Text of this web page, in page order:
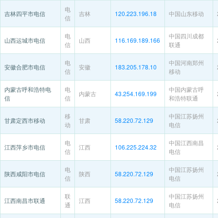
吉林四平市电信
电
信
吉林 120.223.196.18 中国山东移动
山西运城市电信
电
信
山西 116.169.189.166
中国四川成都
联通
安徽合肥市电信
电
信
安徽 183.205.178.10
中国河南郑州
移动
内蒙古呼和浩特电
信
电
信
内蒙古 43.254.169.199
中国内蒙古呼
和浩特联通
甘肃定西市移动
移
动
甘肃 58.220.72.129
中国江苏扬州
电信
江西萍乡市电信
电
信
江西 106.225.224.32
中国江西南昌
电信
陕西咸阳市电信
电
信
陕西 58.220.72.129
中国江苏扬州
电信
江西南昌市联通
联
通
江西 58.220.72.129
中国江苏扬州
电信